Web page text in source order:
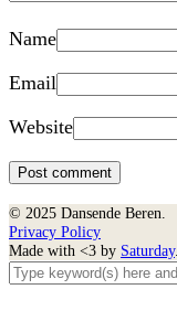
Name
Email
Website
© 2025 Dansende Beren.
Privacy Policy
Made with <3 by Saturday.